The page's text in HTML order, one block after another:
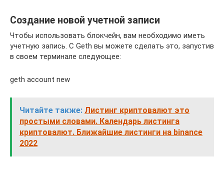
Создание новой учетной записи
Чтобы использовать блокчейн, вам необходимо иметь
учетную запись. С Geth вы можете сделать это, запустив
в своем терминале следующее:
geth account new
Читайте также: Листинг криптовалют это
простыми словами. Календарь листинга
криптовалют. Ближайшие листинги на binance
2022